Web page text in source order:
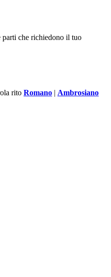
che richiedono il tuo
rito Romano | Ambrosiano